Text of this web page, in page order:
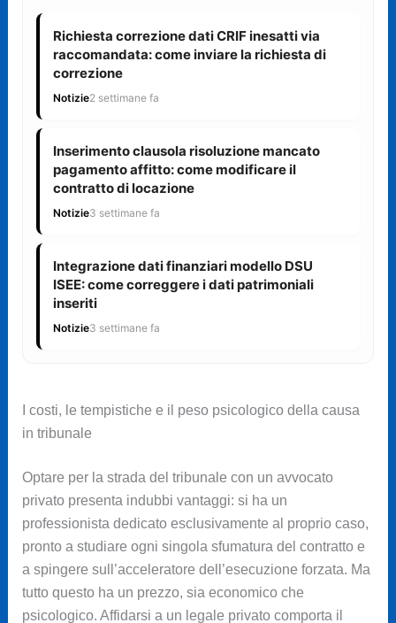
Richiesta correzione dati CRIF inesatti via
raccomandata: come inviare la richiesta di
correzione
Notizie2 settimane fa
Inserimento clausola risoluzione mancato
pagamento affitto: come modificare il
contratto di locazione
Notizie3 settimane fa
Integrazione dati finanziari modello DSU
ISEE: come correggere i dati patrimoniali
inseriti
Notizie3 settimane fa
I costi, le tempistiche e il peso psicologico della causa
in tribunale
Optare per la strada del tribunale con un avvocato
privato presenta indubbi vantaggi: si ha un
professionista dedicato esclusivamente al proprio caso,
pronto a studiare ogni singola sfumatura del contratto e
a spingere sull’acceleratore dell’esecuzione forzata. Ma
tutto questo ha un prezzo, sia economico che
psicologico. Affidarsi a un legale privato comporta il